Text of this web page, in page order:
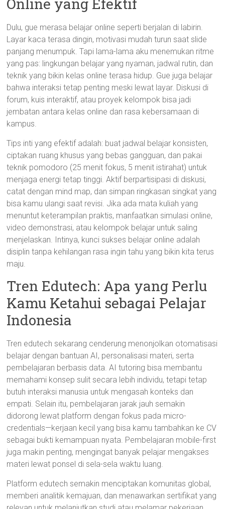
Online yang Efektif
Dulu, gue merasa belajar online seperti berjalan di labirin.
Layar kaca terasa dingin, motivasi mudah turun saat slide
panjang menumpuk. Tapi lama-lama aku menemukan ritme
yang pas: lingkungan belajar yang nyaman, jadwal rutin, dan
teknik yang bikin kelas online terasa hidup. Gue juga belajar
bahwa interaksi tetap penting meski lewat layar. Diskusi di
forum, kuis interaktif, atau proyek kelompok bisa jadi
jembatan antara kelas online dan rasa kebersamaan di
kampus.
Tips inti yang efektif adalah: buat jadwal belajar konsisten,
ciptakan ruang khusus yang bebas gangguan, dan pakai
teknik pomodoro (25 menit fokus, 5 menit istirahat) untuk
menjaga energi tetap tinggi. Aktif berpartisipasi di diskusi,
catat dengan mind map, dan simpan ringkasan singkat yang
bisa kamu ulangi saat revisi. Jika ada mata kuliah yang
menuntut keterampilan praktis, manfaatkan simulasi online,
video demonstrasi, atau kelompok belajar untuk saling
menjelaskan. Intinya, kunci sukses belajar online adalah
disiplin tanpa kehilangan rasa ingin tahu yang bikin kita terus
maju.
Tren Edutech: Apa yang Perlu
Kamu Ketahui sebagai Pelajar
Indonesia
Tren edutech sekarang cenderung menonjolkan otomatisasi
belajar dengan bantuan AI, personalisasi materi, serta
pembelajaran berbasis data. AI tutoring bisa membantu
memahami konsep sulit secara lebih individu, tetapi tetap
butuh interaksi manusia untuk mengasah konteks dan
empati. Selain itu, pembelajaran jarak jauh semakin
didorong lewat platform dengan fokus pada micro-
credentials—kerjaan kecil yang bisa kamu tambahkan ke CV
sebagai bukti kemampuan nyata. Pembelajaran mobile-first
juga makin penting, mengingat banyak pelajar mengakses
materi lewat ponsel di sela-sela waktu luang.
Platform edutech semakin menciptakan komunitas global,
memberi analitik kemajuan, dan menawarkan sertifikat yang